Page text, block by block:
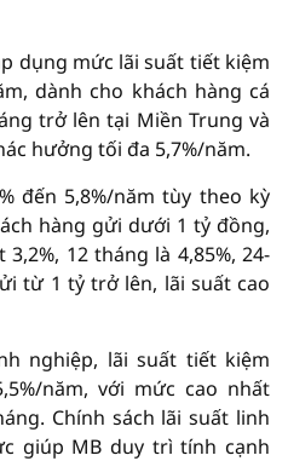
dụng mức lãi suất tiết kiệm
dành cho khách hàng cá
trở lên tại Miền Trung và
hưởng tối đa 5,7%/năm.
đến 5,8%/năm tùy theo kỳ
hàng gửi dưới 1 tỷ đồng,
12 tháng là 4,85%, 24-
từ 1 tỷ trở lên, lãi suất cao
nghiệp, lãi suất tiết kiệm
năm, với mức cao nhất
Chính sách lãi suất linh
giúp MB duy trì tính cạnh